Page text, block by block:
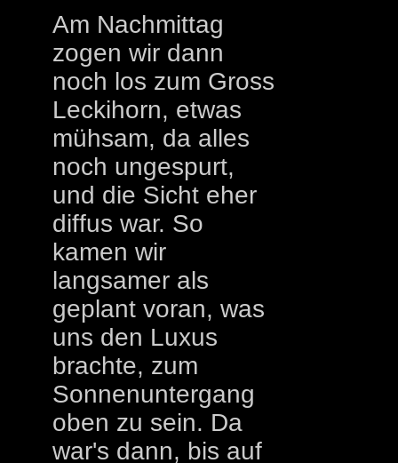
Am Nachmittag
zogen wir dann
noch los zum Gross
Leckihorn, etwas
mühsam, da alles
noch ungespurt,
und die Sicht eher
diffus war. So
kamen wir
langsamer als
geplant voran, was
uns den Luxus
brachte, zum
Sonnenuntergang
oben zu sein. Da
war's dann, bis auf